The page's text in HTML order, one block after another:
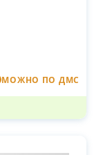
МОЖНО ПО ДМС